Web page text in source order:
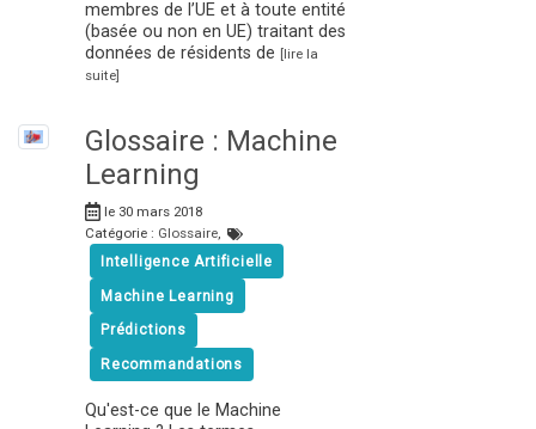
membres de l’UE et à toute entité
(basée ou non en UE) traitant des
données de résidents de [lire la
suite]
Glossaire : Machine
Learning
le 30 mars 2018
Catégorie : Glossaire,
Intelligence Artificielle
Machine Learning
Prédictions
Recommandations
Qu'est-ce que le Machine